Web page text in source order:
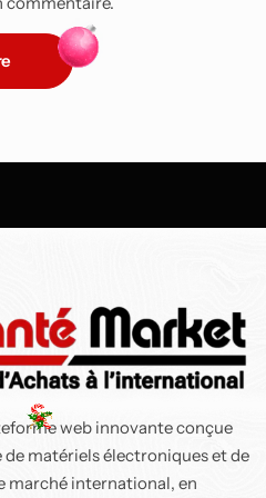
web innovante conçue
matériels électroniques et de
marché international, en